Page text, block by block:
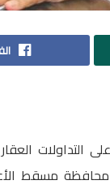
مسقط